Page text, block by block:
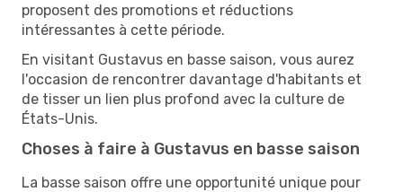
proposent des promotions et réductions
intéressantes à cette période.
En visitant Gustavus en basse saison, vous aurez
l'occasion de rencontrer davantage d'habitants et
de tisser un lien plus profond avec la culture de
États-Unis.
Choses à faire à Gustavus en basse saison
La basse saison offre une opportunité unique pour